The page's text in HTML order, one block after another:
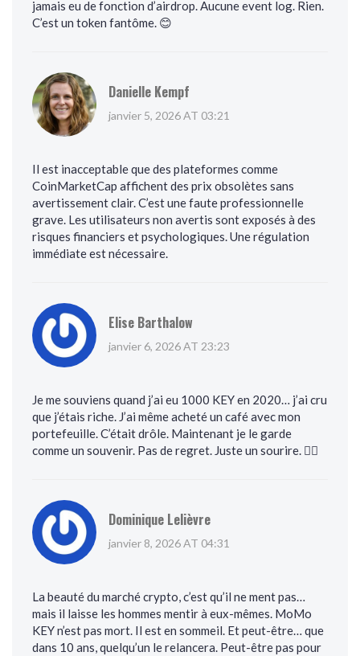
jamais eu de fonction d’airdrop. Aucune event log. Rien.
C’est un token fantôme. 😊
Danielle Kempf
janvier 5, 2026 AT 03:21
Il est inacceptable que des plateformes comme
CoinMarketCap affichent des prix obsolètes sans
avertissement clair. C’est une faute professionnelle
grave. Les utilisateurs non avertis sont exposés à des
risques financiers et psychologiques. Une régulation
immédiate est nécessaire.
Elise Barthalow
janvier 6, 2026 AT 23:23
Je me souviens quand j’ai eu 1000 KEY en 2020… j’ai cru
que j’étais riche. J’ai même acheté un café avec mon
portefeuille. C’était drôle. Maintenant je le garde
comme un souvenir. Pas de regret. Juste un sourire. 🤷‍♀️
Dominique Lelièvre
janvier 8, 2026 AT 04:31
La beauté du marché crypto, c’est qu’il ne ment pas…
mais il laisse les hommes mentir à eux-mêmes. MoMo
KEY n’est pas mort. Il est en sommeil. Et peut-être… que
dans 10 ans, quelqu’un le relancera. Peut-être pas pour